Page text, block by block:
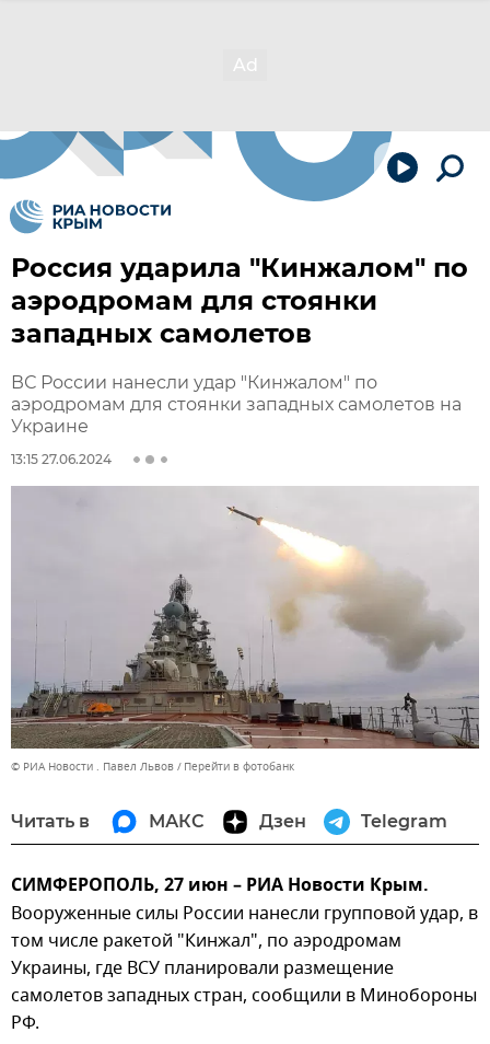
Россия ударила "Кинжалом" по
аэродромам для стоянки
западных самолетов
ВС России нанесли удар "Кинжалом" по
аэродромам для стоянки западных самолетов на
Украине
13:15 27.06.2024
© РИА Новости . Павел Львов Перейти в фотобанк
Читать в МАКС Дзен Telegram
СИМФЕРОПОЛЬ, 27 июн – РИА Новости Крым.
Вооруженные силы России нанесли групповой удар, в
том числе ракетой "Кинжал", по аэродромам
Украины, где ВСУ планировали размещение
самолетов западных стран, сообщили в Минобороны
РФ.